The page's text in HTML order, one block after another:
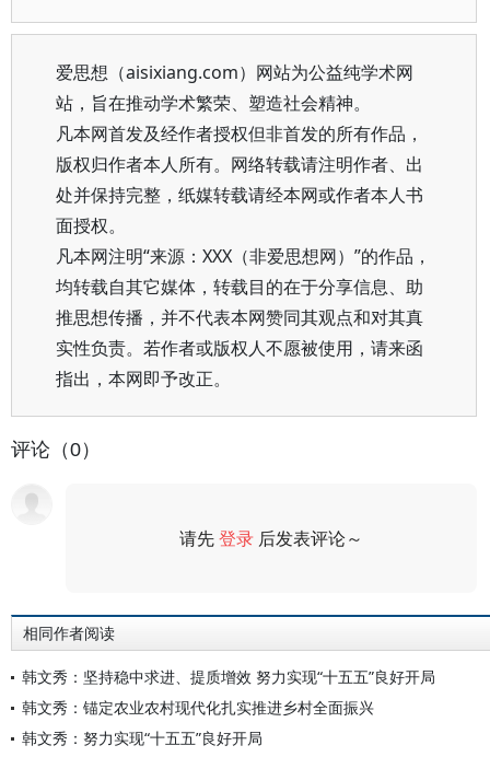
爱思想（aisixiang.com）网站为公益纯学术网
站，旨在推动学术繁荣、塑造社会精神。
凡本网首发及经作者授权但非首发的所有作品，
版权归作者本人所有。网络转载请注明作者、出
处并保持完整，纸媒转载请经本网或作者本人书
面授权。
凡本网注明“来源：XXX（非爱思想网）”的作品，
均转载自其它媒体，转载目的在于分享信息、助
推思想传播，并不代表本网赞同其观点和对其真
实性负责。若作者或版权人不愿被使用，请来函
指出，本网即予改正。
评论（0）
请先登录 后发表评论～
相同作者阅读
韩文秀：坚持稳中求进、提质增效 努力实现“十五五”良好开局
韩文秀：锚定农业农村现代化扎实推进乡村全面振兴
韩文秀：努力实现“十五五”良好开局